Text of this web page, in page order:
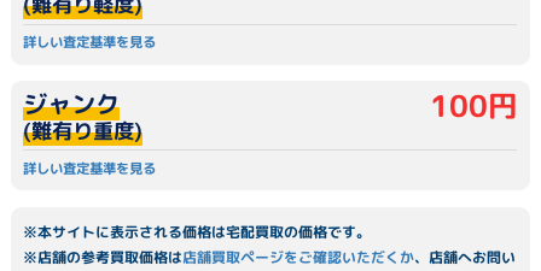
詳しい査定基準を見る
詳しい査定基準を見る
ジャンク
(難有り重度)
100円
※本サイトに表示される価格は宅配買取の価格です。
※店舗の参考買取価格は店舗買取ページをご確認いただくか、店舗へお問い